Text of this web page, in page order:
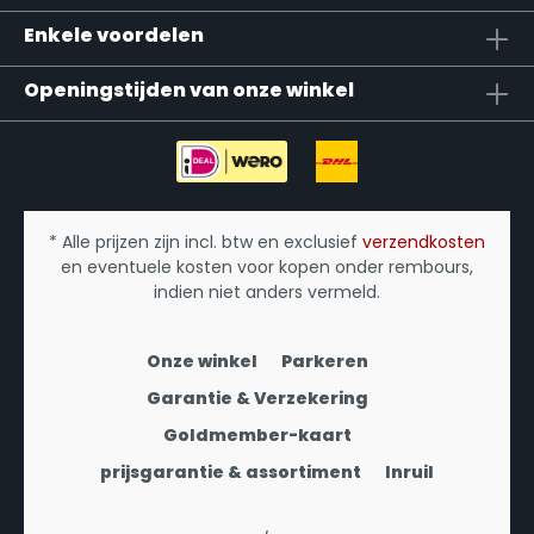
Enkele voordelen
Openingstijden van onze winkel
* Alle prijzen zijn incl. btw en exclusief verzendkosten
en eventuele kosten voor kopen onder rembours,
indien niet anders vermeld.
Onze winkel
Parkeren
Garantie & Verzekering
Goldmember-kaart
prijsgarantie & assortiment
Inruil